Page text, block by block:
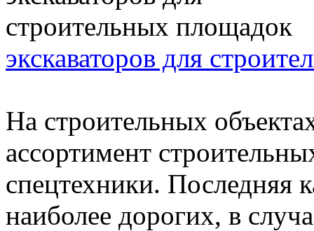
экскаваторов для
На строительных
ассортимент
спецтехники. Последняя
наиболее дорогих, в